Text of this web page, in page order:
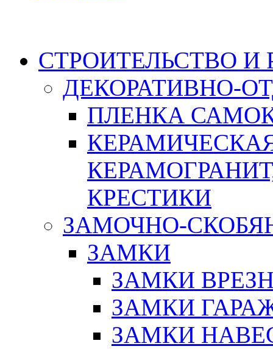
СТРОИТЕЛЬСТВО И
ДЕКОРАТИВНО-
ПЛЕНКА
КРЕСТИКИ
ЗАМОЧНО-
ЗАМКИ
ЗАМКИ
ЗАМКИ
ЗАМКИ